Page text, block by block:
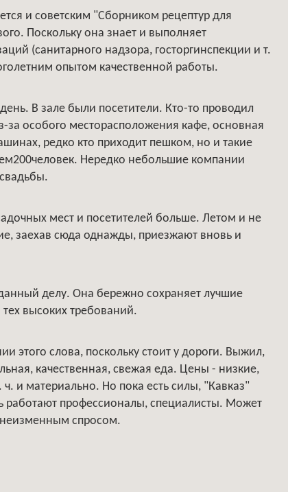
и советским "Сборником рецептур для
Поскольку она знает и выполняет
(санитарного надзора, госторгинспекции и т.
опытом качественной работы.
В зале были посетители. Кто-то проводил
за особого месторасположения кафе, основная
редко кто приходит пешком, но и такие
Нередко небольшие компании
мест и посетителей больше. Летом и не
заехав сюда однажды, приезжают вновь и
делу. Она бережно сохраняет лучшие
высоких требований.
этого слова, поскольку стоит у дороги. Выжил,
качественная, свежая еда. Цены - низкие,
и материально. Но пока есть силы, "Кавказ"
работают профессионалы, специалисты. Может
неизменным спросом.